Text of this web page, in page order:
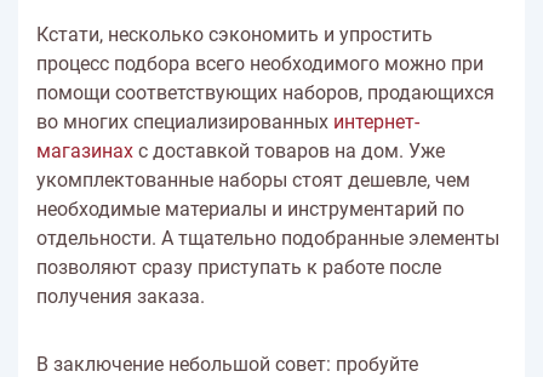
Кстати, несколько сэкономить и упростить
процесс подбора всего необходимого можно при
помощи соответствующих наборов, продающихся
во многих специализированных интернет-
магазинах с доставкой товаров на дом. Уже
укомплектованные наборы стоят дешевле, чем
необходимые материалы и инструментарий по
отдельности. А тщательно подобранные элементы
позволяют сразу приступать к работе после
получения заказа.
В заключение небольшой совет: пробуйте